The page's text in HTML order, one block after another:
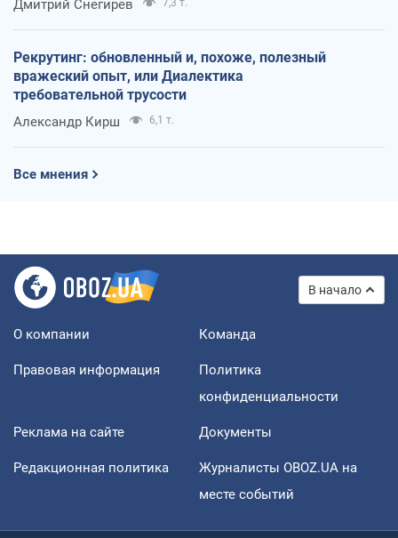
Дмитрий Снегирев
Рекрутинг: обновленный и, похоже, полезный
вражеский опыт, или Диалектика
требовательной трусости
Александр Кирш 6,1 т.
Все мнения
В начало
О компании Команда
Правовая информация
Политика
конфиденциальности
Реклама на сайте Документы
Редакционная политика
Журналисты OBOZ.UA на
месте событий